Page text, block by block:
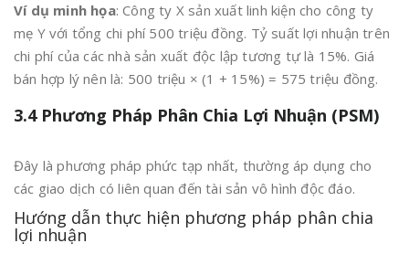
Ví dụ minh họa: Công ty X sản xuất linh kiện cho công ty
mẹ Y với tổng chi phí 500 triệu đồng. Tỷ suất lợi nhuận trên
chi phí của các nhà sản xuất độc lập tương tự là 15%. Giá
bán hợp lý nên là: 500 triệu × (1 + 15%) = 575 triệu đồng.
3.4 Phương Pháp Phân Chia Lợi Nhuận (PSM)
Đây là phương pháp phức tạp nhất, thường áp dụng cho
các giao dịch có liên quan đến tài sản vô hình độc đáo.
Hướng dẫn thực hiện phương pháp phân chia
lợi nhuận